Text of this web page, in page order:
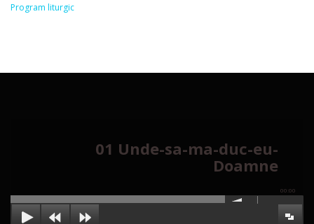
Program liturgic
01 Unde-sa-ma-duc-eu-
Doamne
00:00